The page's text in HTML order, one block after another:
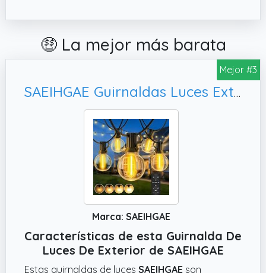
🤑 La mejor más barata
Mejor #3
SAEIHGAE Guirnaldas Luces Exterior Jardin LED 20M 65ft G40 Bombillas LED Cadena de Luz Guirnaldas Luminosas Exteriores IP44 Impermeable Outdoor Girnaldas Garden para Patio Fiesta Terraza
Marca: SAEIHGAE
Características de esta Guirnalda De
Luces De Exterior de SAEIHGAE
Estas guirnaldas de luces SAEIHGAE son